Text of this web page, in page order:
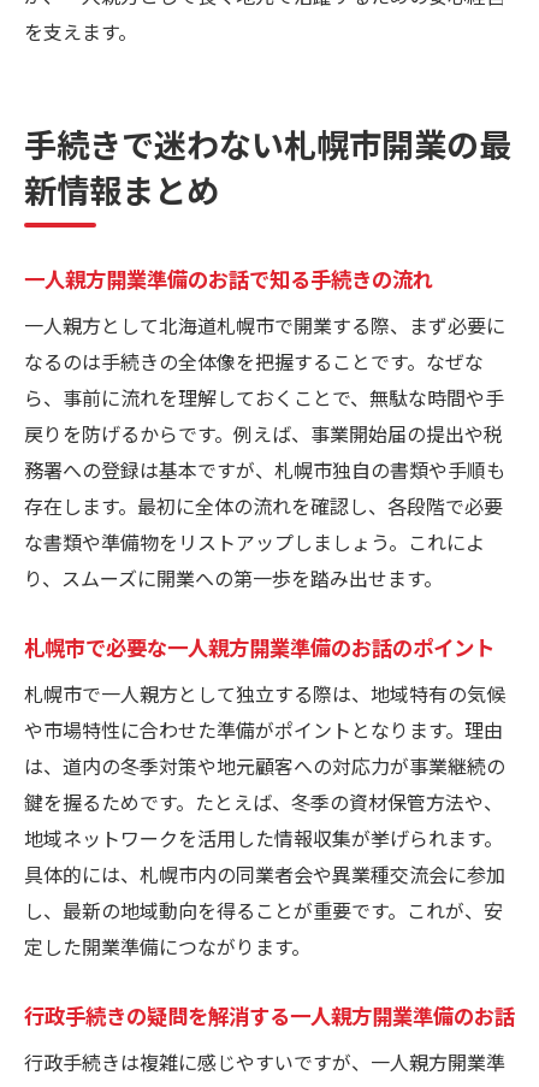
を支えます。
手続きで迷わない札幌市開業の最
新情報まとめ
一人親方開業準備のお話で知る手続きの流れ
一人親方として北海道札幌市で開業する際、まず必要に
なるのは手続きの全体像を把握することです。なぜな
ら、事前に流れを理解しておくことで、無駄な時間や手
戻りを防げるからです。例えば、事業開始届の提出や税
務署への登録は基本ですが、札幌市独自の書類や手順も
存在します。最初に全体の流れを確認し、各段階で必要
な書類や準備物をリストアップしましょう。これによ
り、スムーズに開業への第一歩を踏み出せます。
札幌市で必要な一人親方開業準備のお話のポイント
札幌市で一人親方として独立する際は、地域特有の気候
や市場特性に合わせた準備がポイントとなります。理由
は、道内の冬季対策や地元顧客への対応力が事業継続の
鍵を握るためです。たとえば、冬季の資材保管方法や、
地域ネットワークを活用した情報収集が挙げられます。
具体的には、札幌市内の同業者会や異業種交流会に参加
し、最新の地域動向を得ることが重要です。これが、安
定した開業準備につながります。
行政手続きの疑問を解消する一人親方開業準備のお話
行政手続きは複雑に感じやすいですが、一人親方開業準